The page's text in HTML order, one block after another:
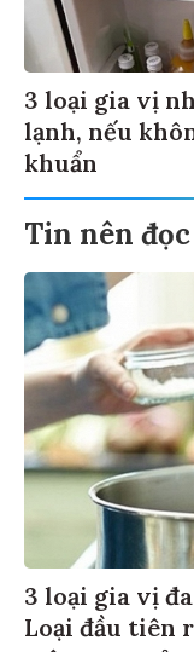
3 loại gia vị
lạnh, nếu
khuẩn
Tin nên đọc
3 loại gia vị
Loại đầu tiên